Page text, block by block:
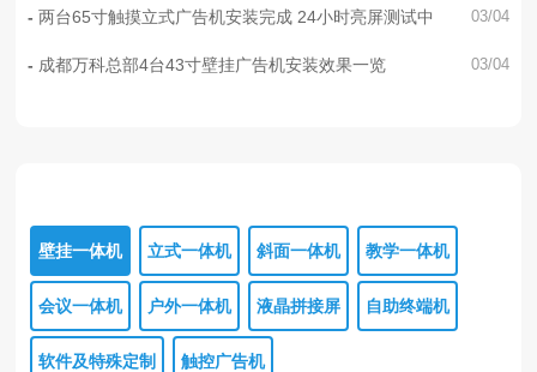
件的宣传，楼盘户型图是的播放，防疫宣告
两台65寸触摸立式广告机安装完成 24小时亮屏测试中 03/04
成都万科总部4台43寸壁挂广告机安装效果一览 03/04
壁挂一体机 立式一体机 斜面一体机 教学一体机
会议一体机 户外一体机 液晶拼接屏 自助终端机
软件及特殊定制 触控广告机